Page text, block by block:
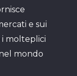
e sui
molteplici
mondo